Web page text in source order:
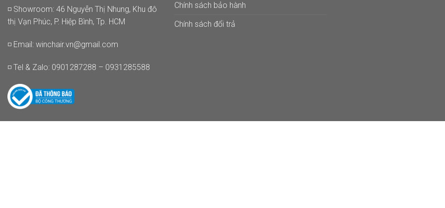
◽ Showroom: 46 Nguyễn Thị Nhung, Khu đô
thị Vạn Phúc, P. Hiệp Bình, Tp. HCM
◽ Email: winchair.vn@gmail.com
◽ Tel & Zalo: 0901287288 – 0931285588
Chính sách bảo hành
Chính sách đổi trả